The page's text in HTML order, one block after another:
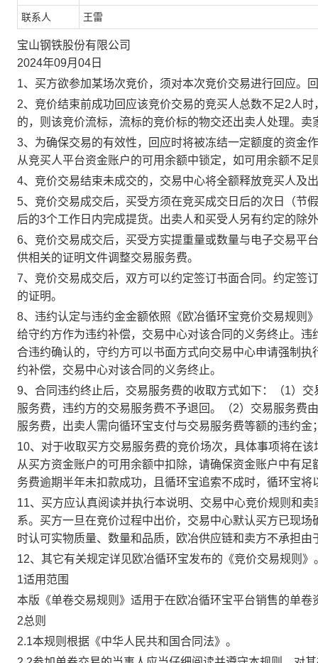
联系人 王雷
宝山钢铁股份有限公司
2024年09月04日
1、买方欲参加某场次竞价，须对本次竞价交易进行回应。
2、竞价结束前成功回应该竞价交易的竞买人总数不足2人
的，则该竞价流标，流标的竞价标的物交还出卖人处理。
3、为确保交易的有效性，回应时将被冻结一定额度的资金
从竞买人平台资金账户的可用余额中锁定，如可用余额不足
4、竞价交易结束未成交的，交易中心将全额释放竞买人及
5、竞价交易成交后，买受方须在竞买成交日后的次日（节
后的3个工作日内完成提货。出卖人和买受人另有约定的除
6、竞价交易成交后，买受方实提重量或数量与电子交易平
供相关的证明文件调整交易服务费。
7、竞价交易成交后，双方可以约定签订书面合同。约定签
的证明。
8、违约认定与违约金金额依照《欧冶循环宝竞价交易规则
给守约方作为违约补偿，交易中心对该合同的义务终止。
合违约确认的，守约方可以书面方式向交易中心申请强制
约补偿，交易中心对该合同的义务终止。
9、合同违约终止后，交易服务费的收取方式如下：（1）
服务费，违约方的交易服务费不予退回。（2）交易服务费
服务费，出卖人需向循环宝支付与交易服务费等额的违约
10、对于收取买方交易服务费的竞价场次，具体事项将在
从买方资金账户的可用余额中扣除，请确保资金账户中有
务费逾期半年未扣款成功，且循环宝追索不成时，循环宝将
11、买方应认真阅读并执行本说明、交易中心竞价规则和
系。买方一旦在竞价过程中出价，交易中心默认买方已现
时认可实物质量、数量和品质，欧冶供应链和卖方不承担由
12、其它有关规定详见欧冶循环宝发布的《竞价交易规则》
1适用范围
本版《单卷交易规则》适用于在欧冶循环宝平台销售的单卷
2总则
2.1本规则根据《中华人民共和国合同法》。